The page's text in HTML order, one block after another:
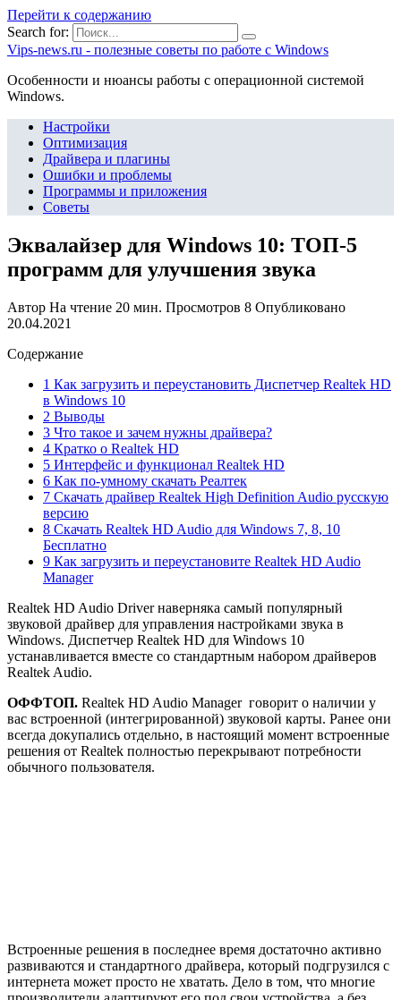
Перейти к содержанию
Search for:
Vips-news.ru - полезные советы по работе с Windows
Особенности и нюансы работы с операционной системой
Windows.
Настройки
Оптимизация
Драйвера и плагины
Ошибки и проблемы
Программы и приложения
Советы
Эквалайзер для Windows 10: ТОП-5
программ для улучшения звука
Автор На чтение 20 мин. Просмотров 8 Опубликовано
20.04.2021
Содержание
1 Как загрузить и переустановить Диспетчер Realtek HD
в Windows 10
2 Выводы
3 Что такое и зачем нужны драйвера?
4 Кратко о Realtek HD
5 Интерфейс и функционал Realtek HD
6 Как по-умному скачать Реалтек
7 Скачать драйвер Realtek High Definition Audio русскую
версию
8 Скачать Realtek HD Audio для Windows 7, 8, 10
Бесплатно
9 Как загрузить и переустановите Realtek HD Audio
Manager
Realtek HD Audio Driver наверняка самый популярный
звуковой драйвер для управления настройками звука в
Windows. Диспетчер Realtek HD для Windows 10
устанавливается вместе со стандартным набором драйверов
Realtek Audio.
ОФФТОП. Realtek HD Audio Manager говорит о наличии у
вас встроенной (интегрированной) звуковой карты. Ранее они
всегда докупались отдельно, в настоящий момент встроенные
решения от Realtek полностью перекрывают потребности
обычного пользователя.
Встроенные решения в последнее время достаточно активно
развиваются и стандартного драйвера, который подгрузился с
интернета может просто не хватать. Дело в том, что многие